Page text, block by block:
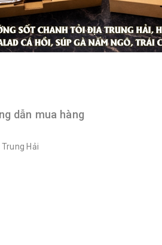
dẫn mua hàng
Hải